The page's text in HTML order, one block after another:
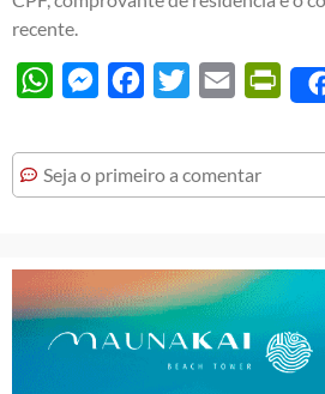
recente.
WhatsAppMessengerFacebook
Twitter Email
Seja o primeiro a comentar